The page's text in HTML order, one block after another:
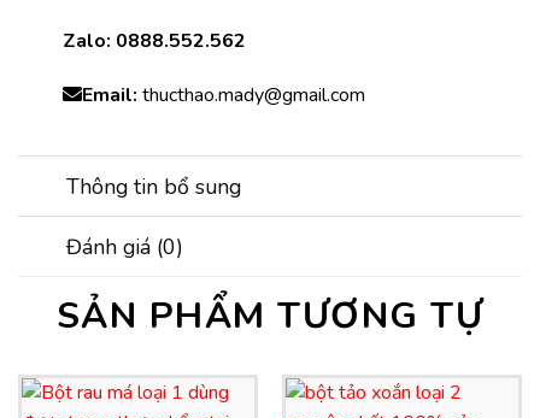
Zalo: 0888.552.562
Email: thucthao.mady@gmail.com
Thông tin bổ sung
Đánh giá (0)
SẢN PHẨM TƯƠNG TỰ